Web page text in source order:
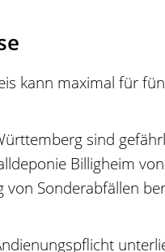
kann maximal für
sind
Billigheim
von Sonderabfällen